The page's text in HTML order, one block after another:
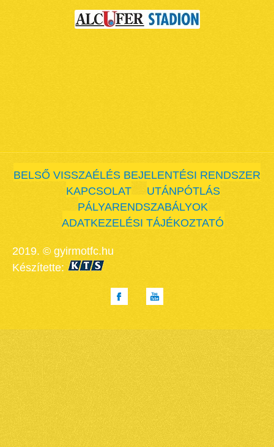
BELSŐ VISSZAÉLÉS BEJELENTÉSI RENDSZER
KAPCSOLAT
UTÁNPÓTLÁS
PÁLYARENDSZABÁLYOK
ADATKEZELÉSI TÁJÉKOZTATÓ
2019. © gyirmotfc.hu
Készítette: